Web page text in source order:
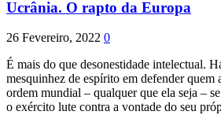
Ucrânia. O rapto da Europa
26 Fevereiro, 2022 0
É mais do que desonestidade intelectual.
mesquinhez de espírito em defender quem
ordem mundial – qualquer que ela seja –
o exército lute contra a vontade do seu